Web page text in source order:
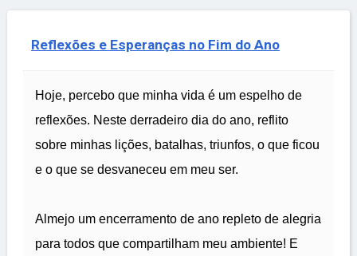
Reflexões e Esperanças no Fim do Ano
Hoje, percebo que minha vida é um espelho de
reflexões. Neste derradeiro dia do ano, reflito
sobre minhas lições, batalhas, triunfos, o que ficou
e o que se desvaneceu em meu ser.
Almejo um encerramento de ano repleto de alegria
para todos que compartilham meu ambiente! E